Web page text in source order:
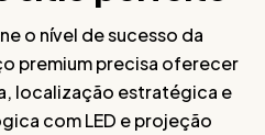
o nível de sucesso da
premium precisa oferecer
localização estratégica e
com LED e projeção